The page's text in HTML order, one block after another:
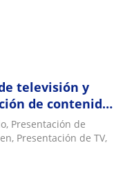
televisión y
de contenido
Presentación de
Presentación de TV,